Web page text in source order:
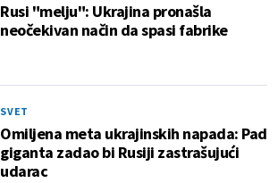
Rusi "melju": Ukrajina pronašla
neočekivan način da spasi fabrike
SVET
Omiljena meta ukrajinskih napada: Pad
giganta zadao bi Rusiji zastrašujući
udarac